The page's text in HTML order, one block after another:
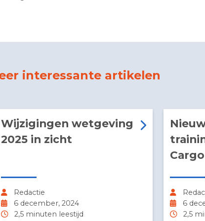
cursus, goede leraar met veel vakkennis.
Meer interessante artikelen
Wijzigingen wetgeving
2025 in zicht